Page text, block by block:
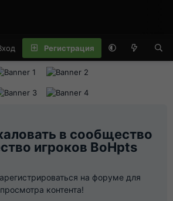
Регистрация
игроков BoHpts
на форуме для
просмотра контента!